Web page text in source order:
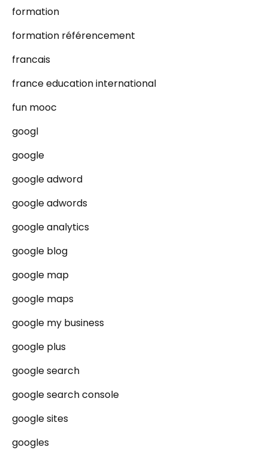
formation
formation référencement
francais
france education international
fun mooc
googl
google
google adword
google adwords
google analytics
google blog
google map
google maps
google my business
google plus
google search
google search console
google sites
googles